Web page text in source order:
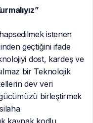
istenen
geçtiğini ifade
dost, kardeş ve
bir Teknolojik
dev veri
birleştirmek